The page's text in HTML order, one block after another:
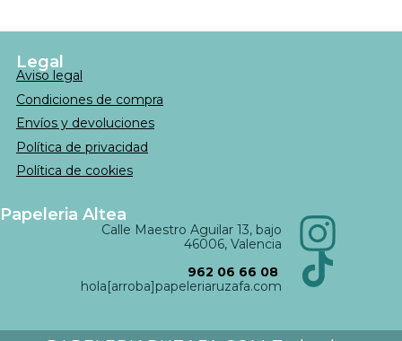
Legal
Aviso legal
Condiciones de compra
Envíos y devoluciones
Política de privacidad
Política de cookies
Papeleria Altea
Calle Maestro Aguilar 13, bajo
46006, Valencia
962 06 66 08
hola[arroba]papeleriaruzafa.com